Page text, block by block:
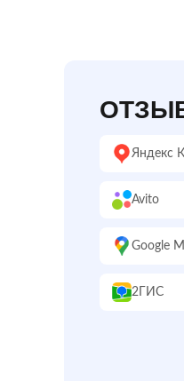
Яндекс
Avito
Google
2ГИС